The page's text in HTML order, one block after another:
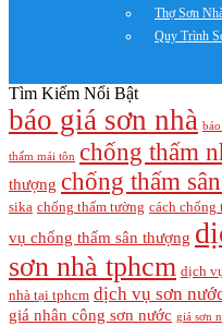
Thợ Sơn
Quy Trình
Tìm Kiếm Nổi Bật
báo giá sơn nhà
thấm mái tôn chống thấm
thượng chống thấm
sika chống thấm tường cách chống
vụ chống thấm sân thượng
sơn nhà tphcm dịch
nhà tại tphcm dịch vụ sơn
giá nhân công sơn nước giá sơn